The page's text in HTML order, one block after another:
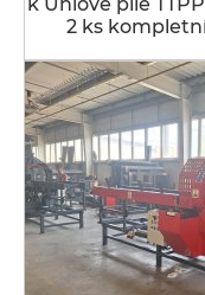
2 ks kompletní